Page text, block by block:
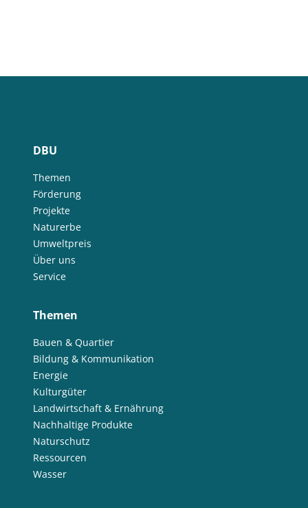
DBU
Themen
Förderung
Projekte
Naturerbe
Umweltpreis
Über uns
Service
Themen
Bauen & Quartier
Bildung & Kommunikation
Energie
Kulturgüter
Landwirtschaft & Ernährung
Nachhaltige Produkte
Naturschutz
Ressourcen
Wasser